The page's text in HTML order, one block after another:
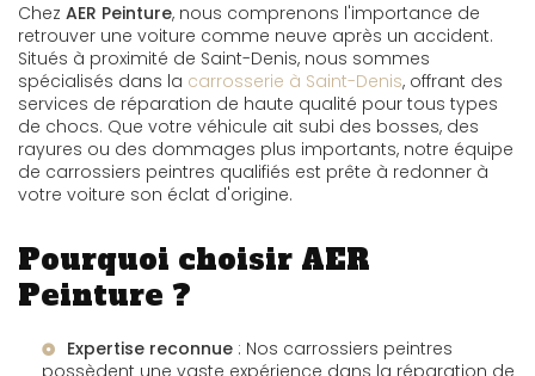
Chez AER Peinture, nous comprenons l'importance de
retrouver une voiture comme neuve après un accident.
Situés à proximité de Saint-Denis, nous sommes
spécialisés dans la carrosserie à Saint-Denis, offrant des
services de réparation de haute qualité pour tous types
de chocs. Que votre véhicule ait subi des bosses, des
rayures ou des dommages plus importants, notre équipe
de carrossiers peintres qualifiés est prête à redonner à
votre voiture son éclat d'origine.
Pourquoi choisir AER
Peinture ?
Expertise reconnue : Nos carrossiers peintres
possèdent une vaste expérience dans la réparation de